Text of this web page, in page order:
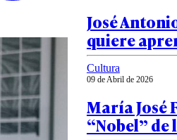
José
quiere
Cultura
09 de Abril de 2026
María José
“Nobel”